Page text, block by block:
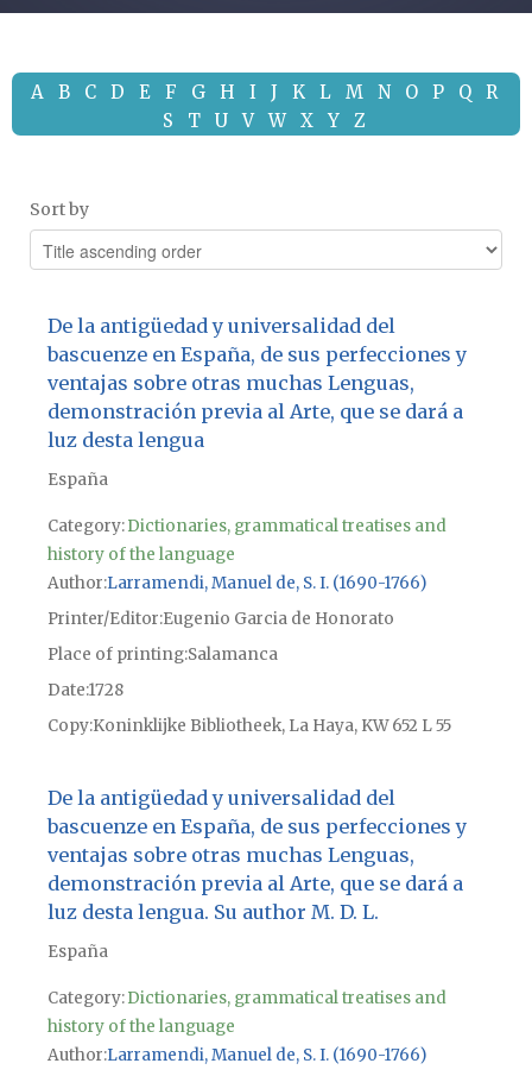
A B C D E F G H I J K L M N O P Q
R
S
T U V W X Y Z
Sort by
De la antigüedad y universalidad del
bascuenze en España, de sus perfecciones y
ventajas sobre otras muchas Lenguas,
demonstración previa al Arte, que se dará a
luz desta lengua
España
Category:Dictionaries, grammatical treatises and
history of the language
Author Larramendi, Manuel de, S. I. (1690-1766)
Printer/Editor Eugenio Garcia de Honorato
Place of printingSalamanca
Date1728
CopyKoninklijke Bibliotheek, La Haya, KW 652 L 55
De la antigüedad y universalidad del
bascuenze en España, de sus perfecciones y
ventajas sobre otras muchas Lenguas,
demonstración previa al Arte, que se dará a
luz desta lengua. Su author M. D. L.
España
Category:Dictionaries, grammatical treatises and
history of the language
Author Larramendi, Manuel de, S. I. (1690-1766)